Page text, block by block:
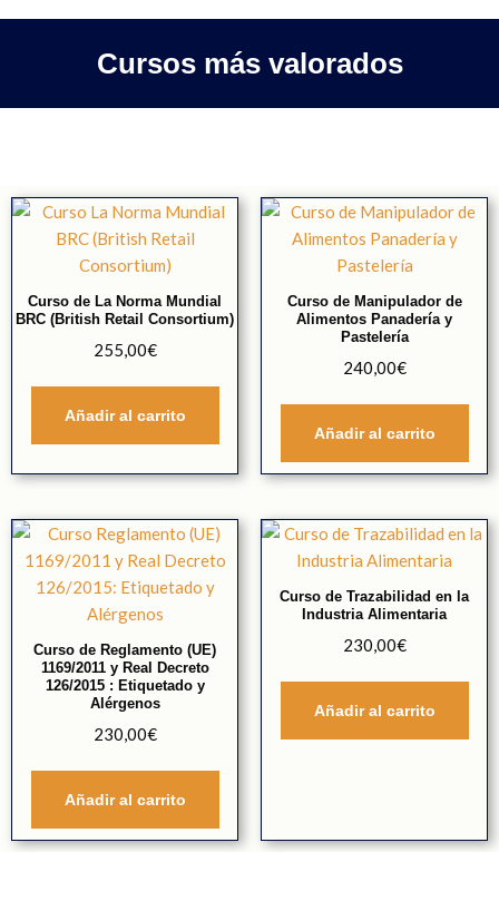
Cursos más valorados
Curso de La Norma Mundial
BRC (British Retail Consortium)
255,00€
Añadir al carrito
Curso de Manipulador de
Alimentos Panadería y
Pastelería
240,00€
Añadir al carrito
Curso de Reglamento (UE)
1169/2011 y Real Decreto
126/2015 : Etiquetado y
Alérgenos
230,00€
Añadir al carrito
Curso de Trazabilidad en la
Industria Alimentaria
230,00€
Añadir al carrito